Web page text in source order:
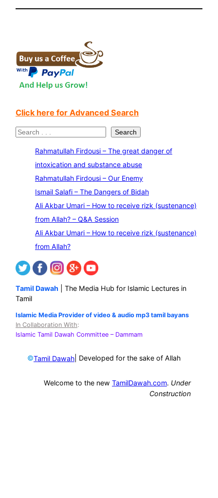
Click here for Advanced Search
S
Search
Rahmatullah Firdousi – The great danger of
intoxication and substance abuse
Rahmatullah Firdousi – Our Enemy
Ismail Salafi – The Dangers of Bidah
Ali Akbar Umari – How to receive rizk (sustenance)
from Allah? – Q&A Session
Ali Akbar Umari – How to receive rizk (sustenance)
from Allah?
Tamil Dawah | The Media Hub for Islamic Lectures in
Tamil
Islamic Media Provider of video & audio mp3 tamil bayans
In Collaboration With:
Islamic Tamil Dawah Committee – Dammam
©Tamil Dawah | Developed for the sake of Allah
Welcome to the new TamilDawah.com. Under
Construction